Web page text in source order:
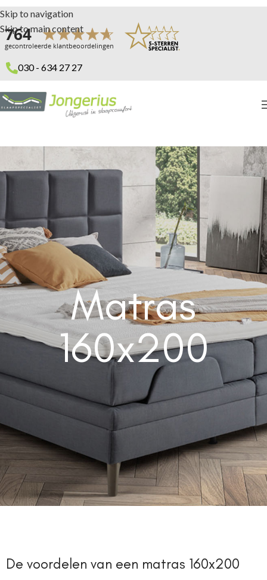
Skip to navigation
Skip to main content
030 - 634 27 27
Matras
160x200
De voordelen van een matras 160x200